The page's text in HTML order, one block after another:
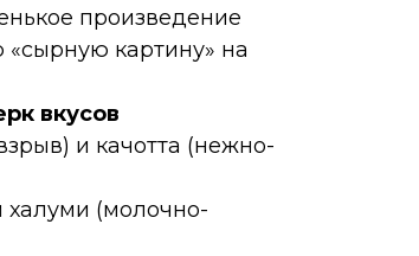
произведение
«сырную картину» на
вкусов
и качотта (нежно-
халуми (молочно-